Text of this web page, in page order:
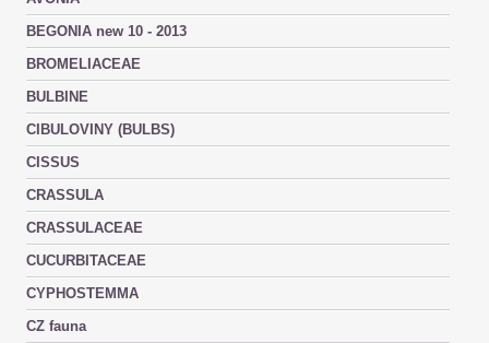
BEGONIA new 10 - 2013
BROMELIACEAE
BULBINE
CIBULOVINY (BULBS)
CISSUS
CRASSULA
CRASSULACEAE
CUCURBITACEAE
CYPHOSTEMMA
CZ fauna